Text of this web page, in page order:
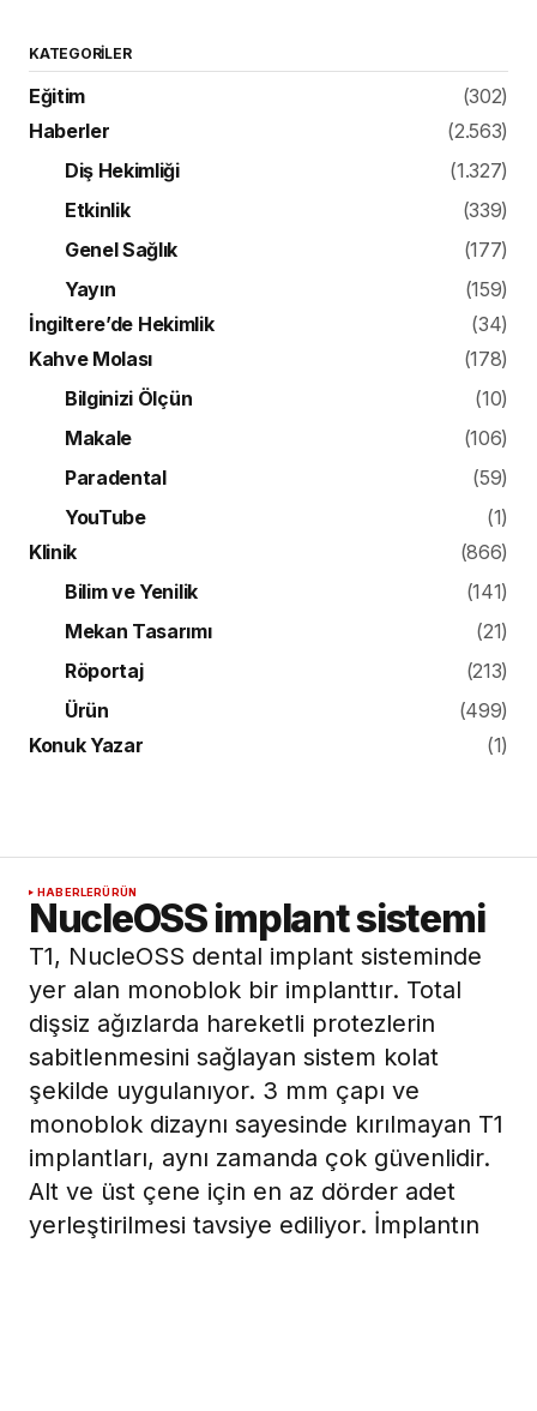
KATEGORILER
Eğitim
(302)
Haberler
(2.563)
Diş Hekimliği
(1.327)
Etkinlik
(339)
Genel Sağlık
(177)
Yayın
(159)
İngiltere’de Hekimlik
(34)
Kahve Molası
(178)
Bilginizi Ölçün
(10)
Makale
(106)
Paradental
(59)
YouTube
(1)
Klinik
(866)
Bilim ve Yenilik
(141)
Mekan Tasarımı
(21)
Röportaj
(213)
Ürün
(499)
Konuk Yazar
(1)
HABERLERÜRÜN
NucleOSS implant sistemi
T1, NucleOSS dental implant sisteminde
yer alan monoblok bir implanttır. Total
dişsiz ağızlarda hareketli protezlerin
sabitlenmesini sağlayan sistem kolat
şekilde uygulanıyor. 3 mm çapı ve
monoblok dizaynı sayesinde kırılmayan T1
implantları, aynı zamanda çok güvenlidir.
Alt ve üst çene için en az dörder adet
yerleştirilmesi tavsiye ediliyor. İmplantın